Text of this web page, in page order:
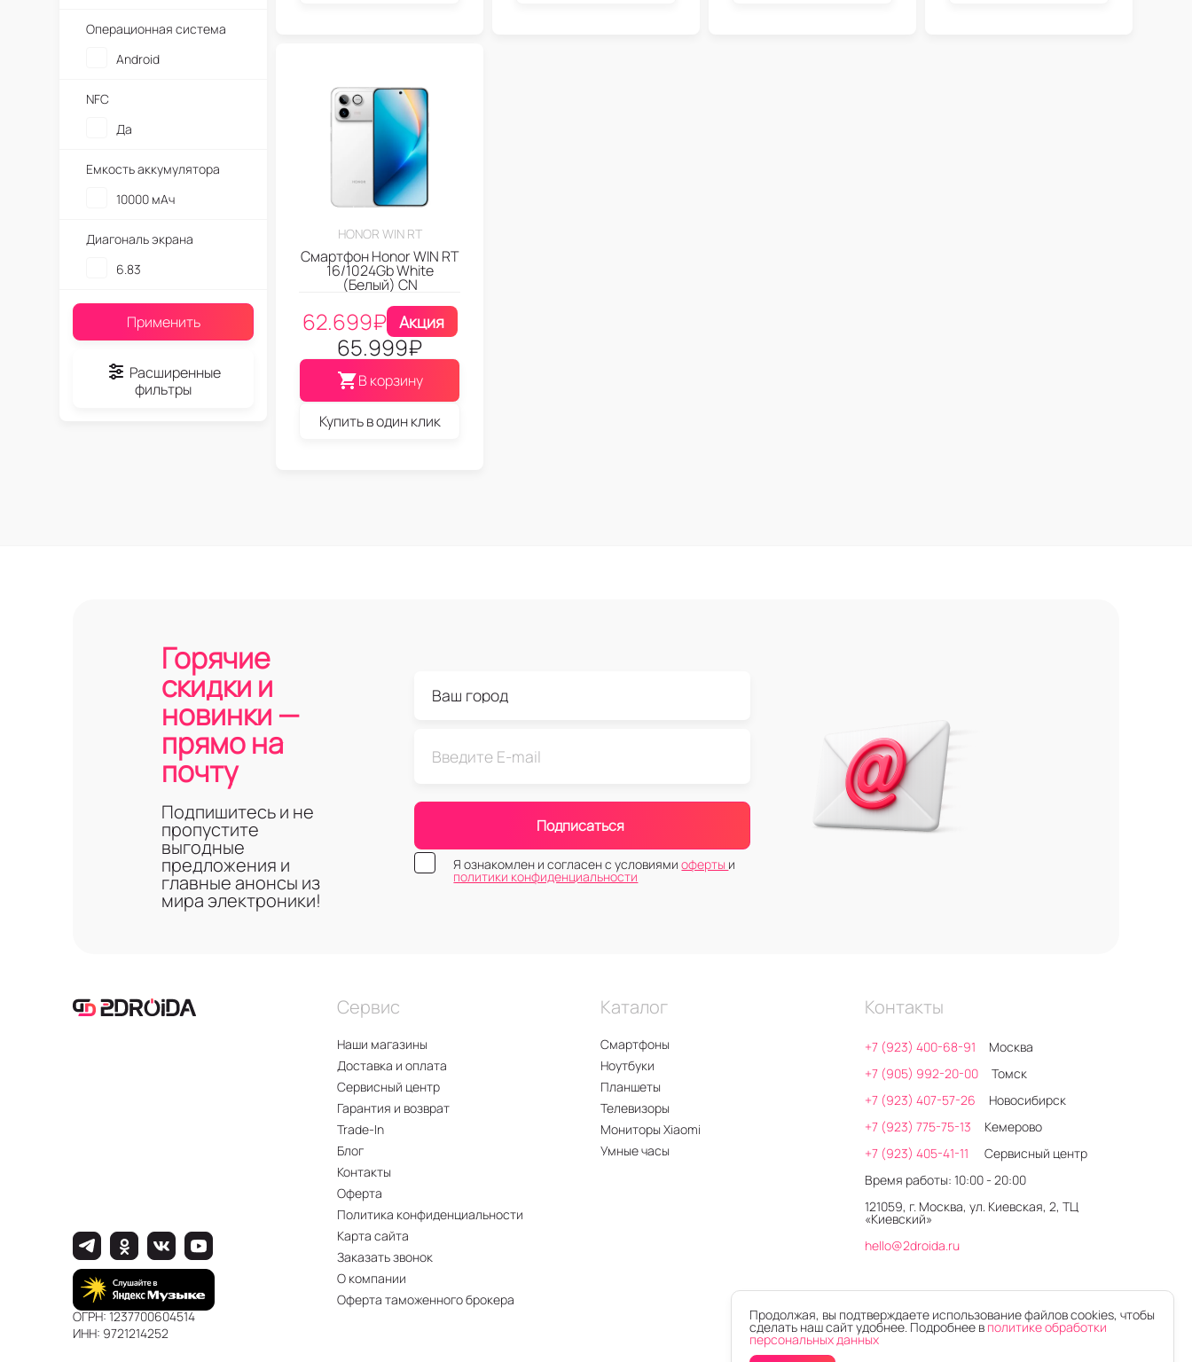
HONOR WIN RT
Смартфон Honor WIN RT
16/1024Gb White
(Белый) CN
62.699₽ Акция
65.999₽
В корзину
Купить в один клик
Операционная система
Android
NFC
Да
Емкость аккумулятора
10000 мАч
Диагональ экрана
6.83
Применить
Расширенные
фильтры
Горячие
скидки и
новинки —
прямо на
почту
Подпишитесь и не
пропустите
выгодные
предложения и
главные анонсы из
мира электроники!
Подписаться
Я ознакомлен и согласен с условиямиоферты и
политики конфиденциальности
Сервис
Наши магазины
Доставка и оплата
Сервисный центр
Гарантия и возврат
Trade-In
Блог
Контакты
Оферта
Политика конфиденциальности
Карта сайта
Заказать звонок
О компании
Оферта таможенного брокера
Каталог
Смартфоны
Ноутбуки
Планшеты
Телевизоры
Мониторы Xiaomi
Умные часы
Контакты
+7 (923) 400-68-91
Москва
+7 (905) 992-20-00
Томск
+7 (923) 407-57-26
Новосибирск
+7 (923) 775-75-13
Кемерово
+7 (923) 405-41-11
Сервисный центр
Время работы: 10:00 - 20:00
121059, г. Москва, ул. Киевская, 2, ТЦ
«Киевский»
hello@2droida.ru
ОГРН: 1237700604514
ИНН: 9721214252
Продолжая, вы подтверждаете использование файлов cookies, чтобы
сделать наш сайт удобнее. Подробнее в политике обработки
персональных данных